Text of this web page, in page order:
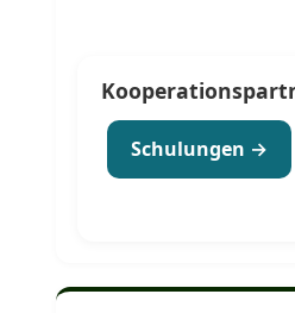
Schulungen →